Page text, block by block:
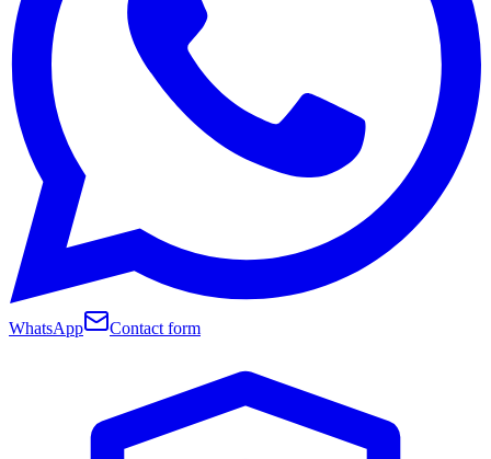
WhatsApp Contact form